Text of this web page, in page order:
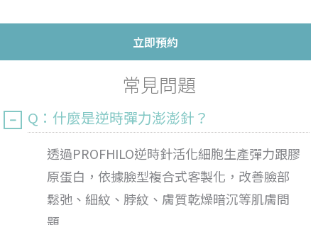
立即預約
常見問題
Q：什麼是逆時彈力澎澎針？
透過PROFHILO逆時針活化細胞生產彈力跟膠
原蛋白，依據臉型複合式客製化，改善臉部
鬆弛、細紋、脖紋、膚質乾燥暗沉等肌膚問